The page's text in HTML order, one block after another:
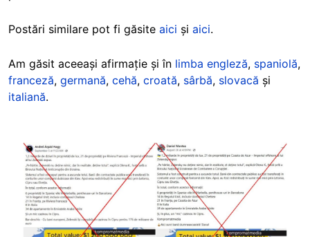
Postări similare pot fi găsite aici și aici.
Am găsit aceeași afirmație și în limba engleză, spaniolă,
franceză, germană, cehă, croată, sârbă, slovacă și
italiană.
Image